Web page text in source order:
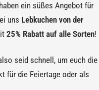
ein süßes Angebot für
uns Lebkuchen von der
25% Rabatt auf alle Sorten!
seid schnell, um euch die
für die Feiertage oder als